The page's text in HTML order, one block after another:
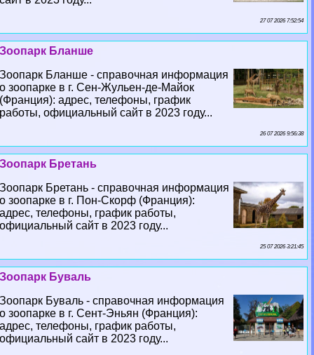
27 07 2026 7:52:54
Зоопарк Бланше
Зоопарк Бланше - справочная информация
о зоопарке в г. Сен-Жульен-де-Майок
(Франция): адрес, телефоны, график
работы, официальный сайт в 2023 году...
26 07 2026 9:56:38
Зоопарк Бретань
Зоопарк Бретань - справочная информация
о зоопарке в г. Пон-Скорф (Франция):
адрес, телефоны, график работы,
официальный сайт в 2023 году...
25 07 2026 3:21:45
Зоопарк Буваль
Зоопарк Буваль - справочная информация
о зоопарке в г. Сент-Эньян (Франция):
адрес, телефоны, график работы,
официальный сайт в 2023 году...